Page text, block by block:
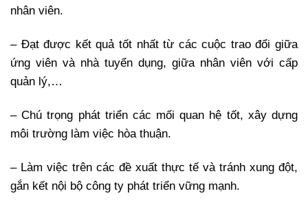
nhân viên.
– Đạt được kết quả tốt nhất từ ​​​​các cuộc trao đổi giữa
ứng viên và nhà tuyển dụng, giữa nhân viên với cấp
quản lý,…
– Chú trọng phát triển các mối quan hệ tốt, xây dựng
môi trường làm việc hòa thuận.
– Làm việc trên các đề xuất thực tế và tránh xung đột,
gắn kết nội bộ công ty phát triển vững mạnh.